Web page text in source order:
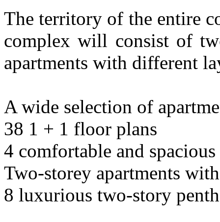
The territory of the entire
complex will consist of
apartments with different
A wide selection of
38 1 + 1 floor plans
4 comfortable and
Two-storey apartments
8 luxurious two-story